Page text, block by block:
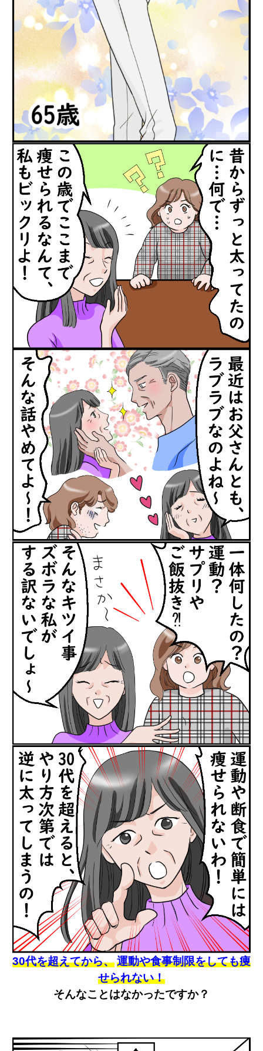
30代を超えてから、運動や食事制限をしても痩
せられない！
そんなことはなかったですか？